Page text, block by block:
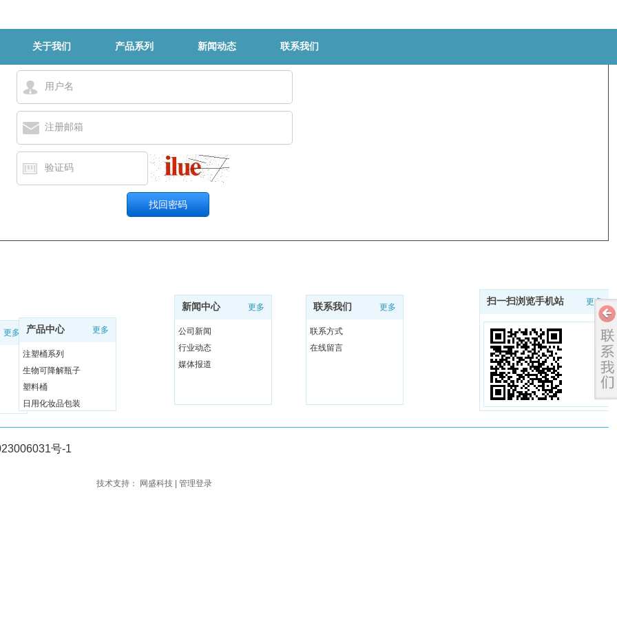
关于我们 产品系列 新闻动态 联系我们
用户名
注册邮箱
验证码
更多
扫一扫浏览手机站 更多
产品中心 更多
注塑桶系列
生物可降解瓶子
塑料桶
日用化妆品包装
新闻中心 更多
公司新闻
行业动态
媒体报道
联系我们 更多
联系方式
在线留言
号-1
技术支持： 网盛科技 管理登录